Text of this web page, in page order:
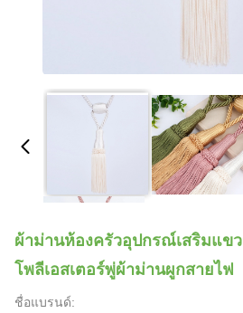
ผ้าม่านห้องครัวอุปกรณ์เสริมแข
โพลีเอสเตอร์พู่ผ้าม่านผูกสายไฟ
ชื่อแบรนด์: